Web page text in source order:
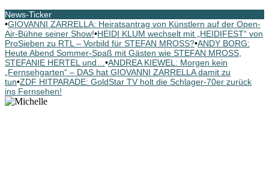
News-Ticker
•GIOVANNI ZARRELLA: Heiratsantrag von Künstlern auf der Open-
Air-Bühne seiner Show!•HEIDI KLUM wechselt mit „HEIDIFEST“ von
ProSieben zu RTL – Vorbild für STEFAN MROSS?•ANDY BORG:
Heute Abend Sommer-Spaß mit Gästen wie STEFAN MROSS,
STEFANIE HERTEL und… •ANDREA KIEWEL: Morgen kein
„Fernsehgarten“ – DAS hat GIOVANNI ZARRELLA damit zu
tun•ZDF HITPARADE: GoldStar TV holt die Schlager-70er zurück
ins Fernsehen!